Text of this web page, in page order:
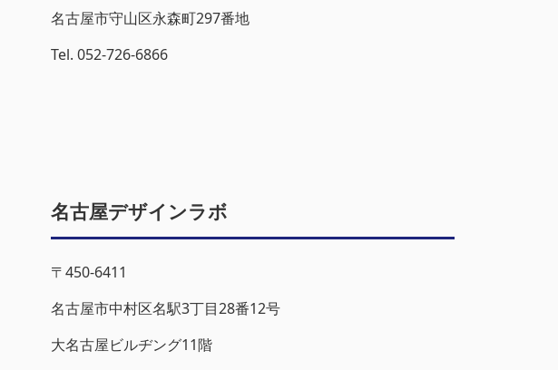
名古屋市守山区永森町297番地
Tel. 052-726-6866
名古屋デザインラボ
〒450-6411
名古屋市中村区名駅3丁目28番12号
大名古屋ビルヂング11階